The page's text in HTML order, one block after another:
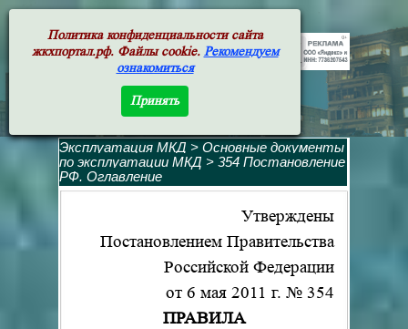
жкхпортал.рф
Эксплуатация МКД > Основные документы
по эксплуатации МКД > 354 Постановление
РФ. Оглавление
Утверждены
Постановлением Правительства
Российской Федерации
от 6 мая 2011 г. № 354
ПРАВИЛА
Политика конфиденциальности сайта
жкхпортал.рф. Файлы cookie. Рекомендуем
ознакомиться
Принять